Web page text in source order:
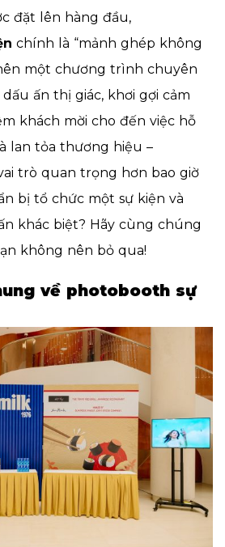
đặt lên hàng đầu,
chính là “mảnh ghép không
một chương trình chuyên
ấn thị giác, khơi gợi cảm
khách mời cho đến việc hỗ
lan tỏa thương hiệu –
trò quan trọng hơn bao giờ
bị tổ chức một sự kiện và
khác biệt? Hãy cùng chúng
không nên bỏ qua!
về photobooth sự